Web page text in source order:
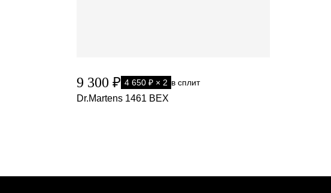
9 300 ₽ 4 650 ₽ × 2 в сплит
Dr.Martens 1461 BEX